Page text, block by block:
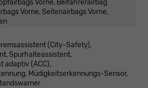
Vorne, Beifahrerairbag
Vorne, Seitenairbags Vorne,
(City-Safety),
Spurhalteassistent,
adaptiv (ACC),
Müdigkeitserkennungs-Sensor,